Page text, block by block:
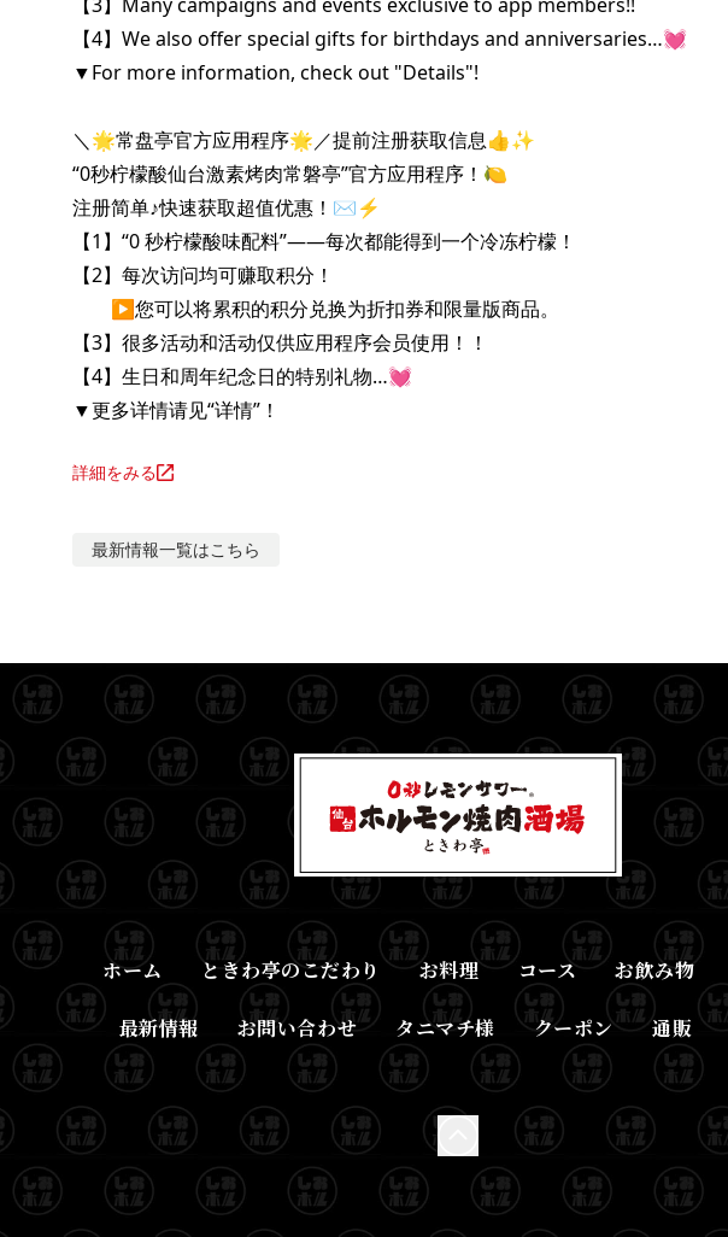
【4】We also offer special gifts for birthdays and anniversaries…💓
▼For more information, check out "Details"!
＼🌟常盘亭官方应用程序🌟／提前注册获取信息👍✨
“0秒柠檬酸仙台激素烤肉常磐亭”官方应用程序！🍋
注册简单♪快速获取超值优惠！✉️⚡️
【1】“0 秒柠檬酸味配料”——每次都能得到一个冷冻柠檬！
【2】每次访问均可赚取积分！
▶您可以将累积的积分兑换为折扣券和限量版商品。
【3】很多活动和活动仅供应用程序会员使用！！
【4】生日和周年纪念日的特别礼物…💓
▼更多详情请见“详情”！
詳細をみる
最新情報一覧はこちら
ホーム ときわ亭のこだわり お料理 コース お飲み物
最新情報 お問い合わせ タニマチ様 クーポン 通販